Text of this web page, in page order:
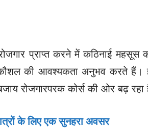
प्राप्त करने में कठिनाई महसूस
की आवश्यकता अनुभव करते हैं।
रोजगारपरक कोर्स की ओर बढ़ रहा
के लिए एक सुनहरा अवसर